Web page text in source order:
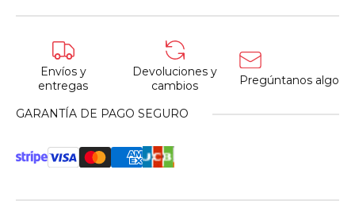
Envíos y
entregas
Devoluciones y
cambios
Pregúntanos algo
GARANTÍA DE PAGO SEGURO